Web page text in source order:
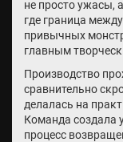
не просто ужасы,
где граница
привычных
главным
Производство
сравнительно
делалась на
Команда создала
процесс